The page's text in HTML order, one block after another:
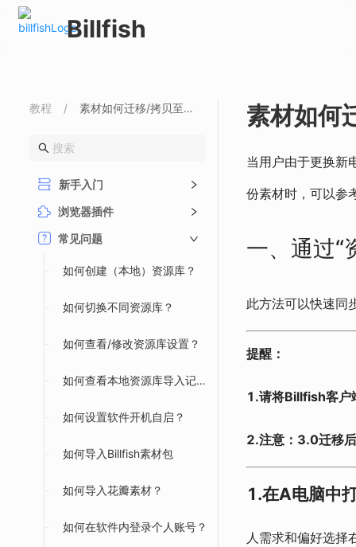
Billfish
教程 / 素材如何迁移/拷贝至新设备？
新手入门
浏览器插件
常见问题
如何创建（本地）资源库？
如何切换不同资源库？
如何查看/修改资源库设置？
如何查看本地资源库导入记录？
如何设置软件开机自启？
如何导入Billfish素材包
如何导入花瓣素材？
如何在软件内登录个人账号？
素材如何
当用户由于更换新
份素材时，可以参
一、通过“
此方法可以快速同
提醒：
1.请将Billfish客户
2.注意：3.0迁移
1.在A电脑中
人需求和偏好选择